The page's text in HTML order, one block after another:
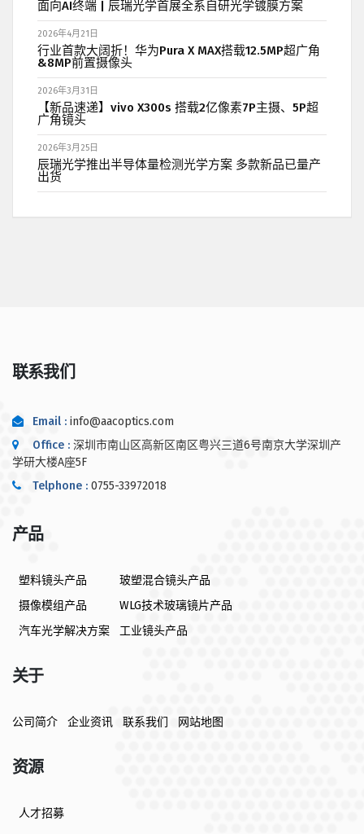
面向AI终端 | 辰瑞光学首展全系自研光学镀膜方案
2026年4月21日
行业首款大阔折！华为Pura X MAX搭载12.5MP超广角
&8MP前置摄像头
2026年3月31日
【新品速递】vivo X300s 搭载2亿像素7P主摄、5P超
广角镜头
2026年3月25日
辰瑞光学推出半导体量检测光学方案 多款新品已量产
出货
联系我们
Email : info@aacoptics.com
Office : 深圳市南山区高新区南区粤兴三道6号南京大学深圳产
学研大楼A座5F
Telphone : 0755-33972018
产品
塑料镜头产品
玻塑混合镜头产品
摄像模组产品
WLG技术玻璃镜片产品
汽车光学解决方案
工业镜头产品
关于
公司简介 企业资讯 联系我们 网站地图
资源
人才招募